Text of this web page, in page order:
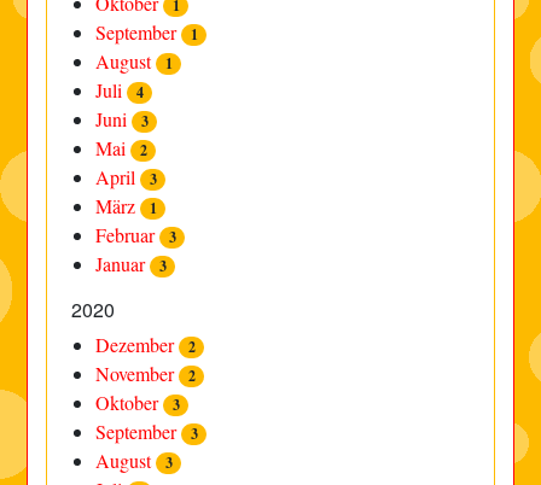
1
September 1
August 1
Juli 4
Juni 3
Mai 2
April 3
März 1
Februar 3
Januar 3
2020
Dezember 2
November 2
Oktober 3
September 3
August 3